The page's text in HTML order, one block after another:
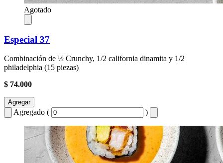
Agotado
Especial 37
Combinación de ½ Crunchy, 1/2 california dinamita y 1/2
philadelphia (15 piezas)
$ 74.000
Agregar
Agregado ( )